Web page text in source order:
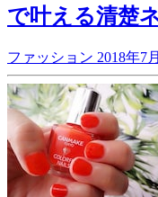
で叶える清楚
ファッション 2018年7